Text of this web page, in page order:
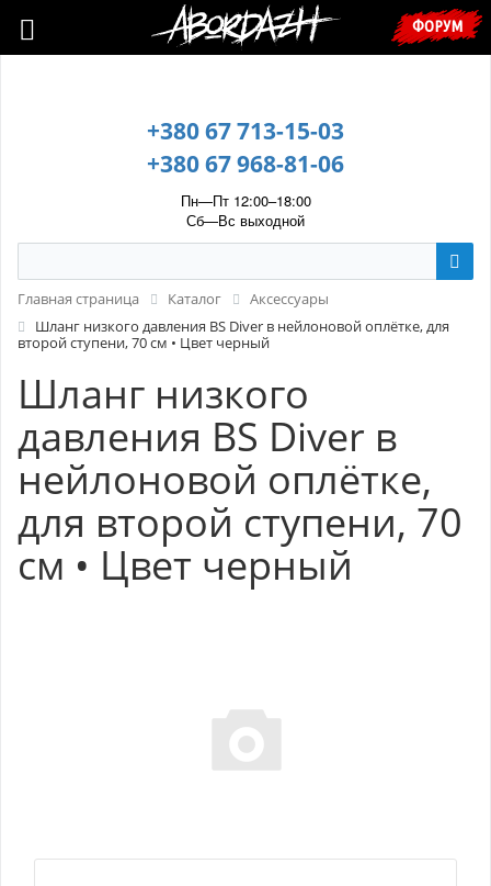
🇺🇦 У зв’язку з воєнним станом, прохання уточнювати ціну та
наявність у менеджера. 🇺🇦
+380 67 713-15-03
+380 67 968-81-06
Пн—Пт 12:00–18:00
Сб—Вс выходной
ФОРУМ
Главная страница Каталог
Аксессуары
Шланг низкого давления BS Diver в нейлоновой оплётке, для
второй ступени, 70 см • Цвет черный
Шланг низкого
давления BS Diver в
нейлоновой оплётке,
для второй ступени, 70
см • Цвет черный